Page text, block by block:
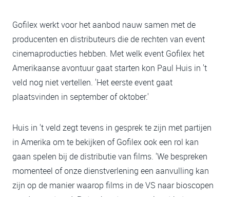
Gofilex werkt voor het aanbod nauw samen met de
producenten en distributeurs die de rechten van event
cinemaproducties hebben. Met welk event Gofilex het
Amerikaanse avontuur gaat starten kon Paul Huis in 't
veld nog niet vertellen. 'Het eerste event gaat
plaatsvinden in september of oktober.'
Huis in 't veld zegt tevens in gesprek te zijn met partijen
in Amerika om te bekijken of Gofilex ook een rol kan
gaan spelen bij de distributie van films. 'We bespreken
momenteel of onze dienstverlening een aanvulling kan
zijn op de manier waarop films in de VS naar bioscopen